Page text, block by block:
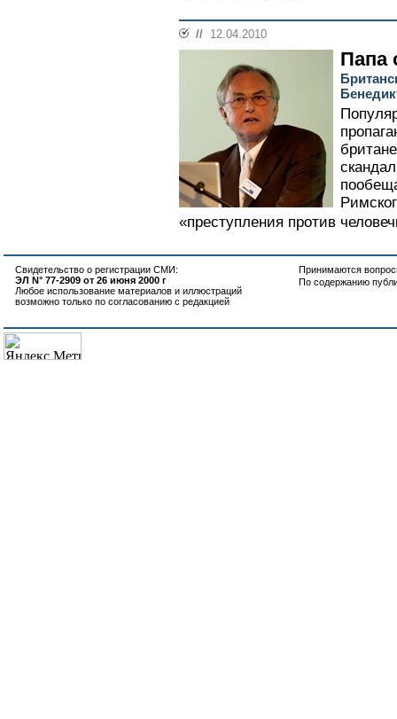
// 12.04.2010
Папа
«преступления против
Свидетельство о регистрации СМИ:
ЭЛ N° 77-2909 от 26 июня 2000 г
Любое использование материалов и иллюстраций
возможно только по согласованию с редакцией
Принимаются
По содержанию